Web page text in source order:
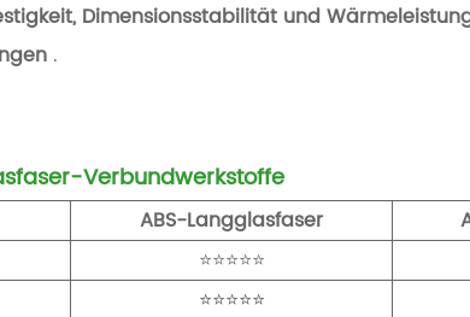
Dimensionsstabilität und
.
Verbundwerkstoffe
ABS-Langglasfaser
⭐⭐⭐⭐⭐
⭐⭐⭐⭐⭐